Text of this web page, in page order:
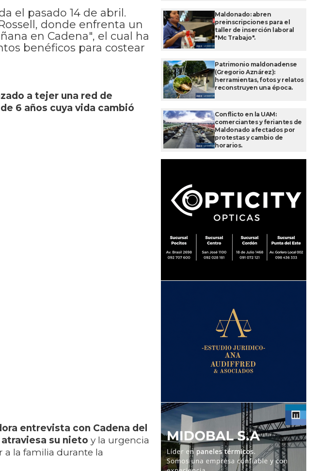
el pasado 14 de abril.
donde enfrenta un
en Cadena", el cual ha
benéficos para costear
a tejer una red de
6 años cuya vida cambió
entrevista con Cadena del
su nieto y la urgencia
a la familia durante la
Maldonado: abren
preinscripciones para el
taller de inserción laboral
"Mc Trabajo".
Patrimonio maldonadense
(Gregorio Aznárez):
herramientas, fotos y relatos
reconstruyen una época.
Conflicto en la UAM:
comerciantes y feriantes de
Maldonado afectados por
protestas y cambio de
horarios.